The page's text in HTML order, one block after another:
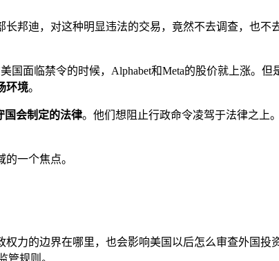
长邦迪，对这种明显违法的交易，竟然不去调查，也不
国面临禁令的时候，Alphabet和Meta的股价就上涨。但
环境。
国会制定的法律。他们想阻止行政命令凌驾于法律之上
一个焦点。
权力的边界在哪里，也会影响美国以后怎么审查外国投
管规则。